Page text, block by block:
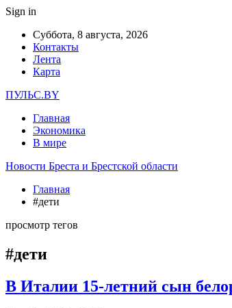
Sign in
Суббота, 8 августа, 2026
Контакты
Лента
Карта
ПУЛЬС.BY
Главная
Экономика
В мире
Новости Бреста и Брестской области
Главная
#дети
просмотр тегов
#дети
В Италии 15-летний сын